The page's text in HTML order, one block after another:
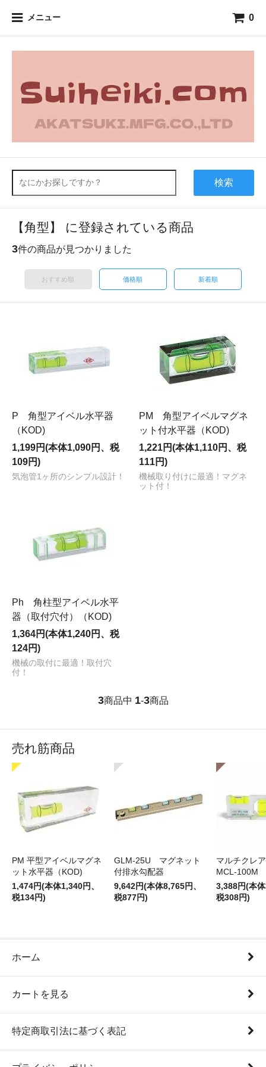
メニュー 0
検索
【角型】 に登録されている商品
3件の商品が見つかりました
おすすめ順 価格順 新着順
P 角型アイベル水平器
（KOD)
1,199円(本体1,090円、税
109円)
気泡管1ヶ所のシンプル設計！
PM 角型アイベルマグネ
ット付水平器（KOD)
1,221円(本体1,110円、税
111円)
機械取り付けに最適！マグネ
ット付！
Ph 角柱型アイベル水平
器（取付穴付）（KOD)
1,364円(本体1,240円、税
124円)
機械の取付に最適！取付穴
付！
3商品中 1-3商品
売れ筋商品
PM 平型アイベルマグネ
ット水平器（KOD)
1,474円(本体1,340円、
税134円)
GLM-25U マグネット
付排水勾配器
9,642円(本体8,765円、
税877円)
マルチクレ
MCL-100M
3,388円(本
税308円)
ホーム
カートを見る
特定商取引法に基づく表記